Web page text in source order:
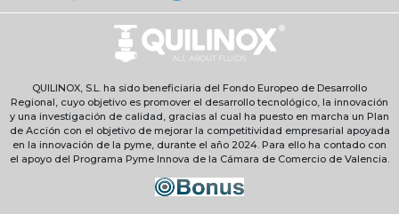
QUILINOX, S.L. ha sido beneficiaria del Fondo Europeo de Desarrollo
Regional, cuyo objetivo es promover el desarrollo tecnológico, la innovación
y una investigación de calidad, gracias al cual ha puesto en marcha un Plan
de Acción con el objetivo de mejorar la competitividad empresarial apoyada
en la innovación de la pyme, durante el año 2024. Para ello ha contado con
el apoyo del Programa Pyme Innova de la Cámara de Comercio de Valencia.